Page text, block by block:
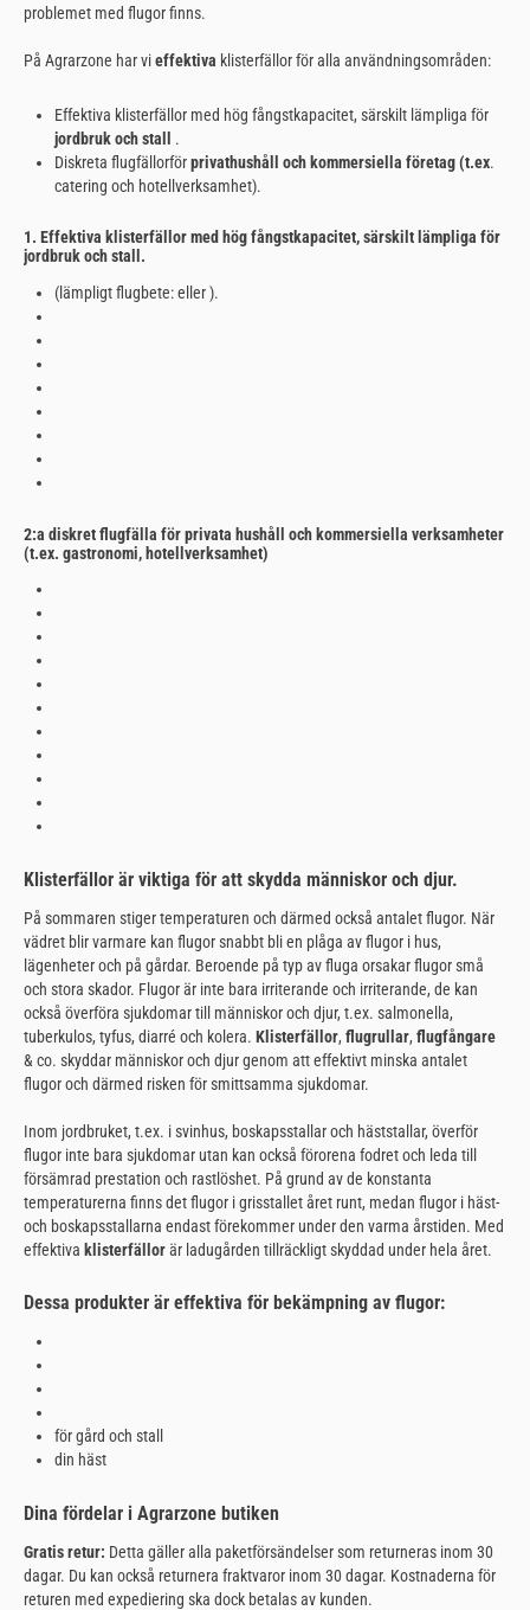
problemet med flugor finns.
På Agrarzone har vieffektiva klisterfällor för alla användningsområden:
Effektiva klisterfällor med hög fångstkapacitet, särskilt lämpliga för
jordbruk och stall .
Diskreta flugfällorförprivathushåll och kommersiella företag (t.ex.
catering och hotellverksamhet).
1. Effektiva klisterfällor med hög fångstkapacitet, särskilt lämpliga för
jordbruk och stall.
(lämpligt flugbete: eller ).
2:a diskret flugfälla för privata hushåll och kommersiella verksamheter
(t.ex. gastronomi, hotellverksamhet)
Klisterfällor är viktiga för att skydda människor och djur.
På sommaren stiger temperaturen och därmed också antalet flugor. När
vädret blir varmare kan flugor snabbt bli en plåga av flugor i hus,
lägenheter och på gårdar. Beroende på typ av fluga orsakar flugor små
och stora skador. Flugor är inte bara irriterande och irriterande, de kan
också överföra sjukdomar till människor och djur, t.ex. salmonella,
tuberkulos, tyfus, diarré och kolera. Klisterfällor, flugrullar, flugfångare
& co. skyddar människor och djur genom att effektivt minska antalet
flugor och därmed risken för smittsamma sjukdomar.
Inom jordbruket, t.ex. i svinhus, boskapsstallar och häststallar, överför
flugor inte bara sjukdomar utan kan också förorena fodret och leda till
försämrad prestation och rastlöshet. På grund av de konstanta
temperaturerna finns det flugor i grisstallet året runt, medan flugor i häst-
och boskapsstallarna endast förekommer under den varma årstiden. Med
effektiva klisterfällorär ladugården tillräckligt skyddad under hela året.
Dessa produkter är effektiva för bekämpning av flugor:
för gård och stall
din häst
Dina fördelar i Agrarzone butiken
Gratis retur: Detta gäller alla paketförsändelser som returneras inom 30
dagar. Du kan också returnera fraktvaror inom 30 dagar. Kostnaderna för
returen med expediering ska dock betalas av kunden.